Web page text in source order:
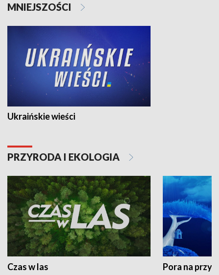
MNIEJSZOŚCI
Ukraińskie wieści
PRZYRODA I EKOLOGIA
Czas w las Pora na